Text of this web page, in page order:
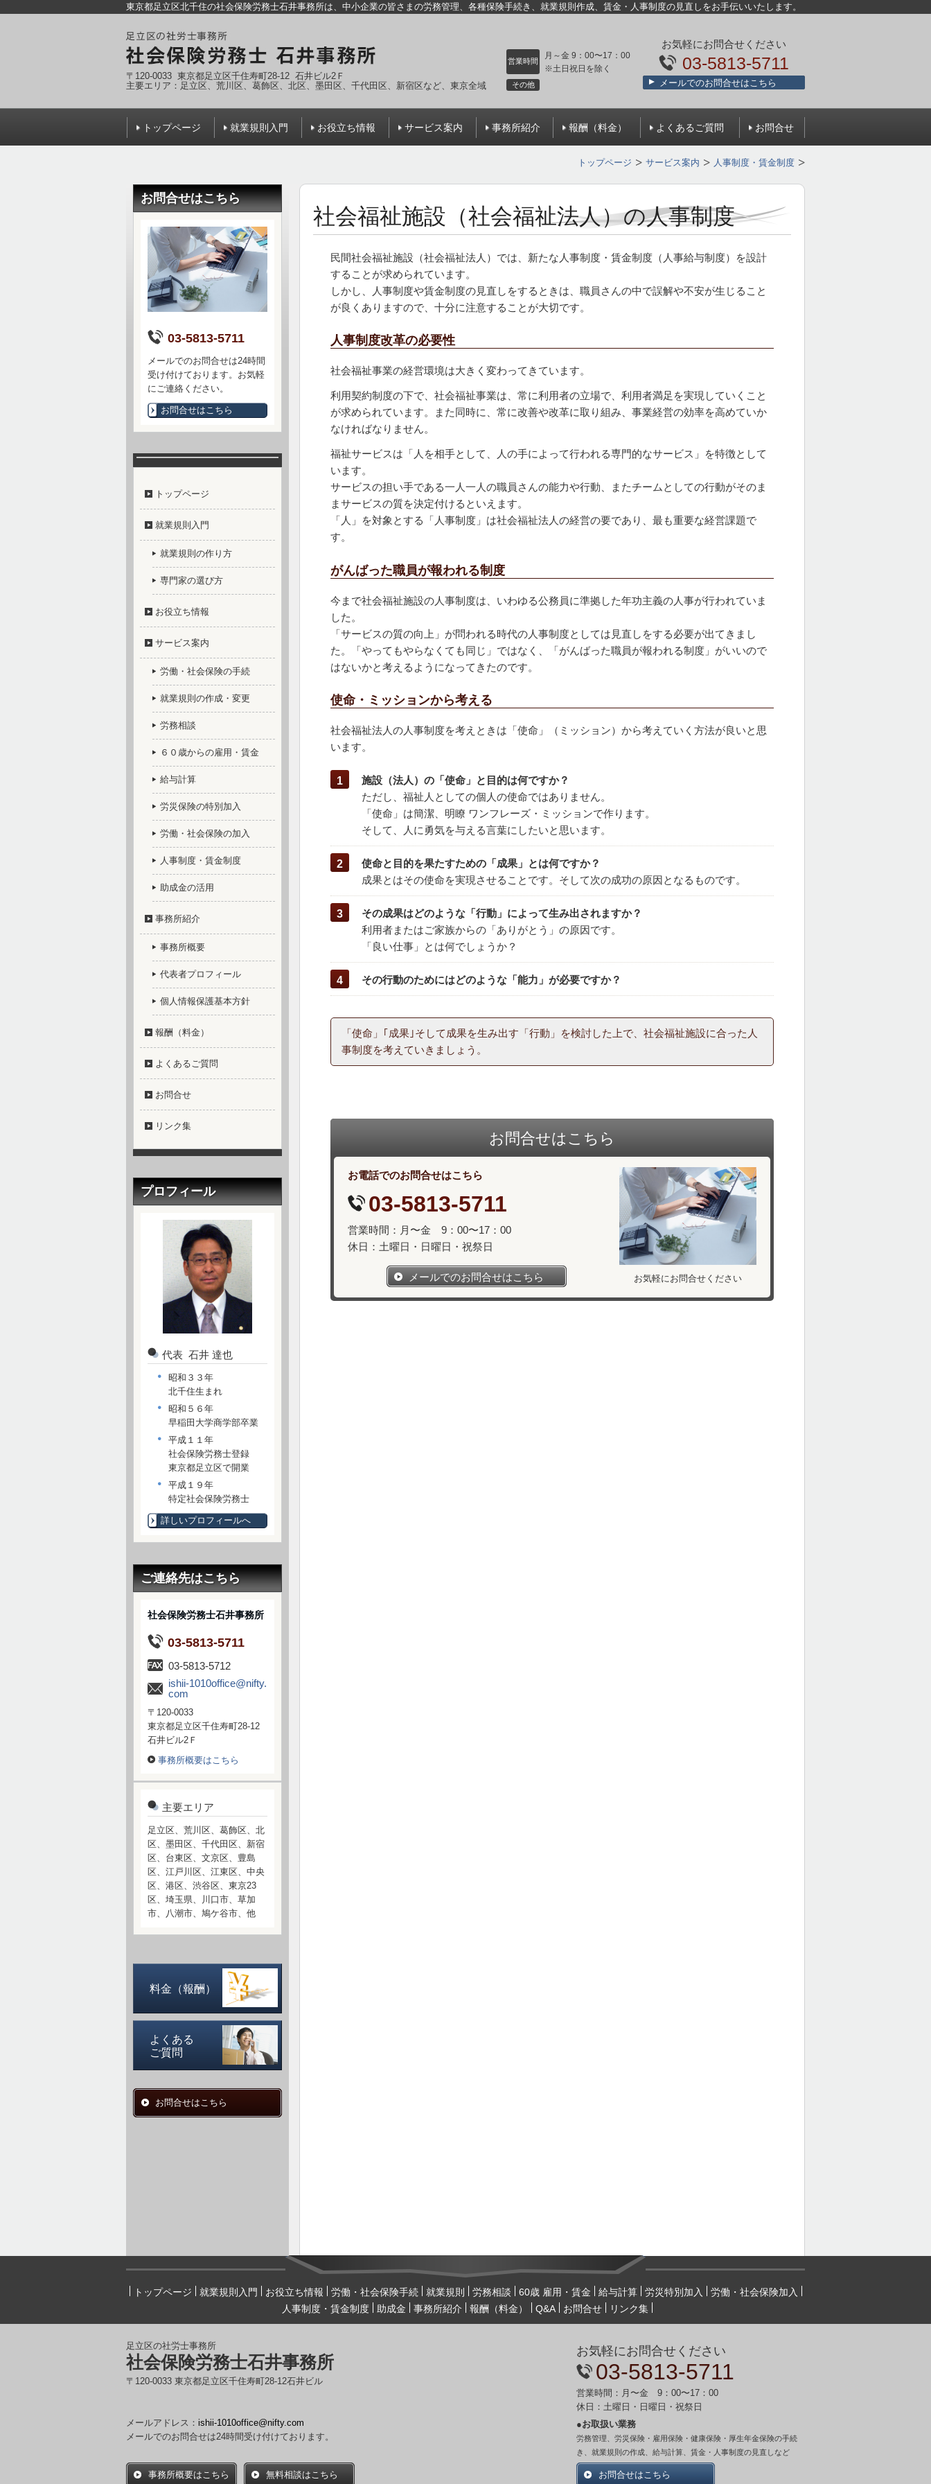
東京都足立区北千住の社会保険労務士石井事務所は、中小企業の皆さまの労務管理、各種保険手続き、就業規則作成、賃金・人事制度の見直しをお手伝いいたします。
〒120-0033 東京都足立区千住寿町28-12 石井ビル2Ｆ
主要エリア：足立区、荒川区、葛飾区、北区、墨田区、千代田区、新宿区など、東京全域
営業時間
月～金 9：00〜17：00
※土日祝日を除く
その他
お気軽にお問合せください
03-5813-5711
メールでのお問合せはこちら
トップページ 就業規則入門 お役立ち情報 サービス案内 事務所紹介 報酬（料金） よくあるご質問 お問合せ
トップページ サービス案内 人事制度・賃金制度
社会福祉施設（社会福祉法人）の人事制度
民間社会福祉施設（社会福祉法人）では、新たな人事制度・賃金制度（人事給与制度）を設計
することが求められています。
しかし、人事制度や賃金制度の見直しをするときは、職員さんの中で誤解や不安が生じること
が良くありますので、十分に注意することが大切です。
人事制度改革の必要性
社会福祉事業の経営環境は大きく変わってきています。
利用契約制度の下で、社会福祉事業は、常に利用者の立場で、利用者満足を実現していくこと
が求められています。また同時に、常に改善や改革に取り組み、事業経営の効率を高めていか
なければなりません。
福祉サービスは「人を相手として、人の手によって行われる専門的なサービス」を特徴として
います。
サービスの担い手である一人一人の職員さんの能力や行動、またチームとしての行動がそのま
まサービスの質を決定付けるといえます。
「人」を対象とする「人事制度」は社会福祉法人の経営の要であり、最も重要な経営課題で
す。
がんばった職員が報われる制度
今まで社会福祉施設の人事制度は、いわゆる公務員に準拠した年功主義の人事が行われていま
した。
「サービスの質の向上」が問われる時代の人事制度としては見直しをする必要が出てきまし
た。「やってもやらなくても同じ」ではなく、「がんばった職員が報われる制度」がいいので
はないかと考えるようになってきたのです。
使命・ミッションから考える
社会福祉法人の人事制度を考えときは「使命」（ミッション）から考えていく方法が良いと思
います。
施設（法人）の「使命」と目的は何ですか？
ただし、福祉人としての個人の使命ではありません。
「使命」は簡潔、明瞭 ワンフレーズ・ミッションで作ります。
そして、人に勇気を与える言葉にしたいと思います。
使命と目的を果たすための「成果」とは何ですか？
成果とはその使命を実現させることです。そして次の成功の原因となるものです。
その成果はどのような「行動」によって生み出されますか？
利用者またはご家族からの「ありがとう」の原因です。
「良い仕事」とは何でしょうか？
その行動のためにはどのような「能力」が必要ですか？
「使命」｢成果｣そして成果を生み出す「行動」を検討した上で、社会福祉施設に合った人
事制度を考えていきましょう。
お問合せはこちら
お気軽にお問合せください
お電話でのお問合せはこちら
03-5813-5711
営業時間：月〜金 9：00〜17：00
休日：土曜日・日曜日・祝祭日
メールでのお問合せはこちら
お問合せはこちら
03-5813-5711
メールでのお問合せは24時間
受け付けております。お気軽
にご連絡ください。
お問合せはこちら
トップページ
就業規則入門
就業規則の作り方
専門家の選び方
お役立ち情報
サービス案内
労働・社会保険の手続
就業規則の作成・変更
労務相談
６０歳からの雇用・賃金
給与計算
労災保険の特別加入
労働・社会保険の加入
人事制度・賃金制度
助成金の活用
事務所紹介
事務所概要
代表者プロフィール
個人情報保護基本方針
報酬（料金）
よくあるご質問
お問合せ
リンク集
プロフィール
代表 石井 達也
昭和３３年
北千住生まれ
昭和５６年
早稲田大学商学部卒業
平成１１年
社会保険労務士登録
東京都足立区で開業
平成１９年
特定社会保険労務士
詳しいプロフィールへ
ご連絡先はこちら
社会保険労務士石井事務所
03-5813-5711
03-5813-5712
ishii-1010office@nifty.
com
〒120-0033
東京都足立区千住寿町28-12
石井ビル2Ｆ
事務所概要はこちら
主要エリア
足立区、荒川区、葛飾区、北
区、墨田区、千代田区、新宿
区、台東区、文京区、豊島
区、江戸川区、江東区、中央
区、港区、渋谷区、東京23
区、埼玉県、川口市、草加
市、八潮市、鳩ケ谷市、他
料金（報酬）
よくある
ご質問
お問合せはこちら
トップページ 就業規則入門 お役立ち情報 労働・社会保険手続 就業規則 労務相談 60歳 雇用・賃金 給与計算 労災特別加入
労働・社会保険加入
人事制度・賃金制度
助成金 事務所紹介 報酬（料金） Q&A お問合せ リンク集
足立区の社労士事務所
社会保険労務士石井事務所
〒120-0033 東京都足立区千住寿町28-12石井ビル
メールアドレス： ishii-1010office@nifty.com
メールでのお問合せは24時間受け付けております。
事務所概要はこちら 無料相談はこちら
お気軽にお問合せください
03-5813-5711
営業時間：月〜金 9：00〜17：00
休日：土曜日・日曜日・祝祭日
●お取扱い業務
労務管理、労災保険・雇用保険・健康保険・厚生年金保険の手続
き、就業規則の作成、給与計算、賃金・人事制度の見直しなど
お問合せはこちら